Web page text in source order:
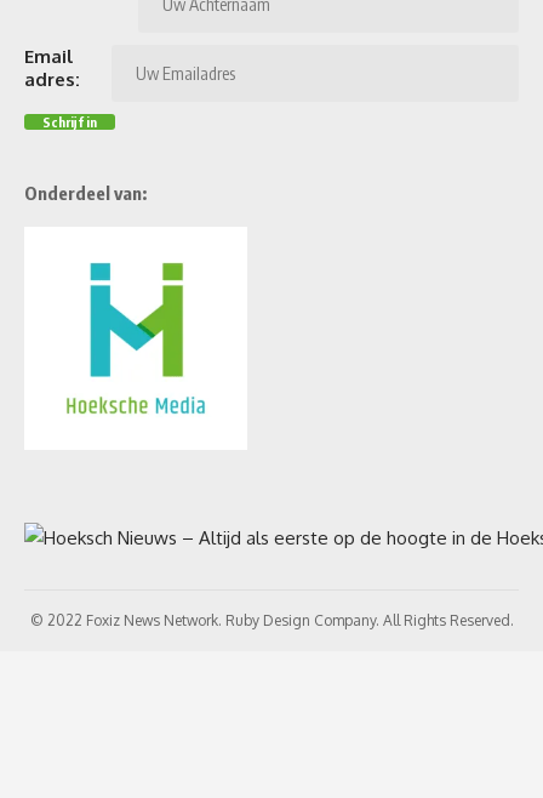
Email
adres:
Onderdeel van:
© 2022 Foxiz News Network. Ruby Design Company. All Rights Reserved.